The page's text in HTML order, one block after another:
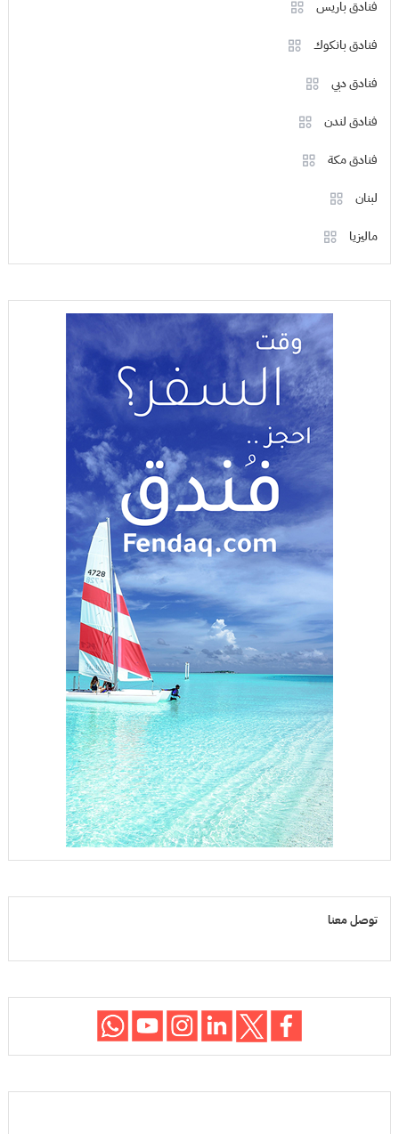
فنادق باريس
فنادق بانكوك
فنادق دبي
فنادق لندن
فنادق مكة
لبنان
ماليزيا
توصل معنا